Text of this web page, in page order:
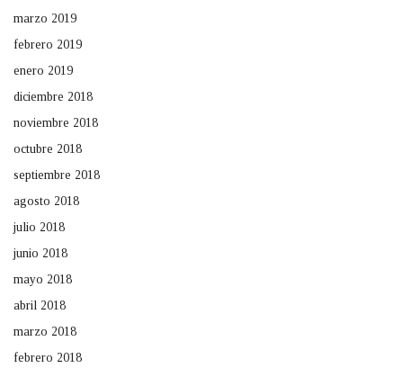
marzo 2019
febrero 2019
enero 2019
diciembre 2018
noviembre 2018
octubre 2018
septiembre 2018
agosto 2018
julio 2018
junio 2018
mayo 2018
abril 2018
marzo 2018
febrero 2018